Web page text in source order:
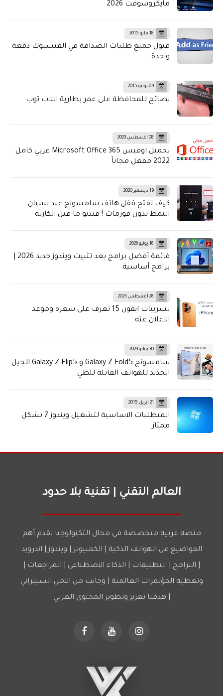
مايكروسوفت 2026
18 مايو 2015
قبول جميع طلبات الصداقة في الفيسبوك دفعة
واحدة
09 يونيو 2015
نصائح للمحافظة على عمر بطارية اللاب توب
08 أغسطس 2023
تحميل اوفيس Microsoft Office 365 عربي كامل
2022 مفعل مجاناً
19 ديسمبر 2020
كيف تفتح قفل هاتف سامسونج عند نسيان
النمط بدون فورمات ! فيديو ما قبل الكارثة
18 يوليو 2026
برامج أساسية
28 أغسطس 2023
تسريبات ايفون 15 تعرف على سعره وموعد
الاعلان عنه
30 يوليو 2023
سامسونج Galaxy Z Fold5 و Galaxy Z Flip5 الجيل
الجديد للهواتف القابلة للطي
21 أبريل 2015
المتطلبات الاساسية لتشغيل ويندوز 7 بشكل
ممتاز
العالم التقني | تقنية بلا حدود
منصة عربية متخصصة في مجال التكنولوجيا تقدم أهم
المواضيع عن الهواتف الذكية | الكمبيوتر | ويندوز | اندرويد
| البرامج | التطبيقات | الذكاء الاصطناعي | المراجعات |
وتغطية المؤتمرات العالمية | وجانب من الامن السيبراني
| هدفنا تعزيز وتطوير المحتوى العربي